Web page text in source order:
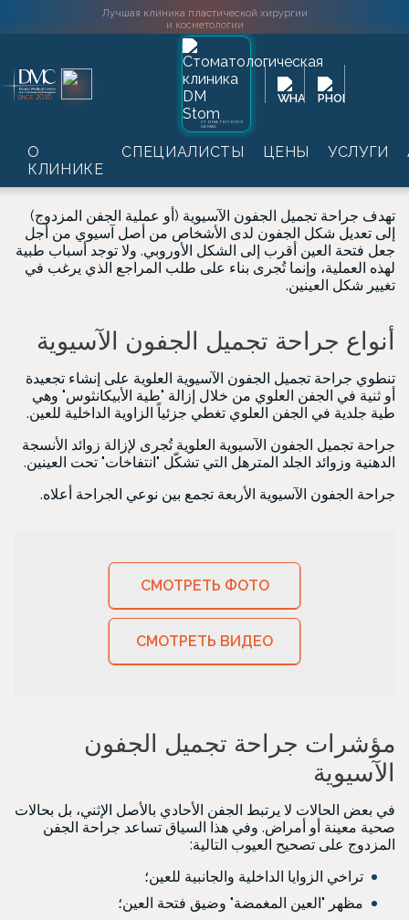
Лучшая клиника пластической хирургии
и косметологии
SINCE 2016
СТОМАТОЛОГИЯ
DAMAS
О
КЛИНИКЕ
СПЕЦИАЛИСТЫ ЦЕНЫ УСЛУГИ
Главная → Пластическая хирургия →
جراحة تجميل الجفون
الجفون الآسيوية
تهدف جراحة تجميل الجفون الآسيوية (أو عملية الجفن المزدوج)
إلى تعديل شكل الجفون لدى الأشخاص من أصل آسيوي من أجل
جعل فتحة العين أقرب إلى الشكل الأوروبي. ولا توجد أسباب طبية
لهذه العملية، وإنما تُجرى بناء على طلب المراجع الذي يرغب في
تغيير شكل العينين.
أنواع جراحة تجميل الجفون الآسيوية
تنطوي جراحة تجميل الجفون الآسيوية العلوية على إنشاء تجعيدة
أو ثنية في الجفن العلوي من خلال إزالة "طية الأبيكانثوس" وهي
طية جلدية في الجفن العلوي تغطي جزئياً الزاوية الداخلية للعين.
جراحة تجميل الجفون الآسيوية العلوية تُجرى لإزالة زوائد الأنسجة
الدهنية وزوائد الجلد المترهل التي تشكّل "انتفاخات" تحت العينين.
جراحة الجفون الآسيوية الأربعة تجمع بين نوعي الجراحة أعلاه.
СМОТРЕТЬ ФОТО
СМОТРЕТЬ ВИДЕО
مؤشرات جراحة تجميل الجفون
الآسيوية
في بعض الحالات لا يرتبط الجفن الأحادي بالأصل الإثني، بل بحالات
صحية معينة أو أمراض. وفي هذا السياق تساعد جراحة الجفن
المزدوج على تصحيح العيوب التالية:
تراخي الزوايا الداخلية والجانبية للعين؛
مظهر "العين المغمضة" وضيق فتحة العين؛